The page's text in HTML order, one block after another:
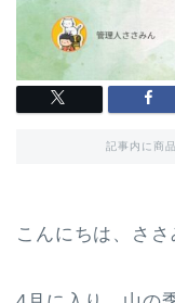
記事内に商
こんにちは、ささ